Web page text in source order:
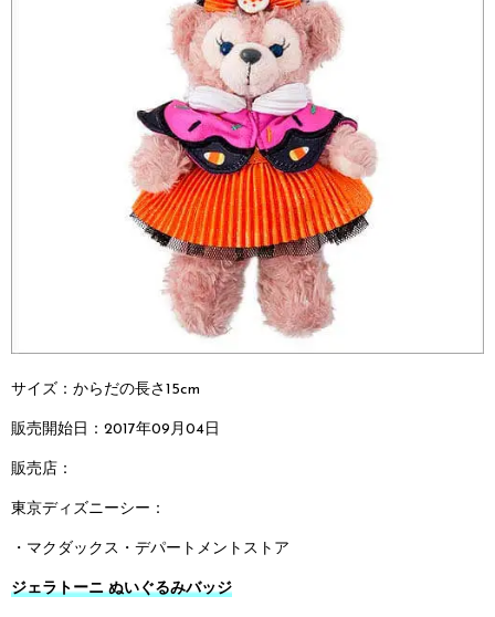
サイズ：からだの長さ15cm
販売開始日：2017年09月04日
販売店：
東京ディズニーシー：
・マクダックス・デパートメントストア
ジェラトーニ ぬいぐるみバッジ